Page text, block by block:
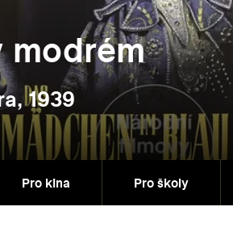
modrém
1939
Pro kina Pro školy